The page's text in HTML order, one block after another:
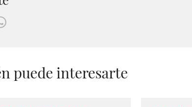
puede interesarte